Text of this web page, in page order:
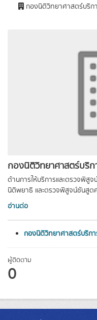
กองนิติวิทยาศาสตร์บริก
ด้านการให้บริการและตรวจพิสู
นิติพยาธิ และตรวจพิสูจน์ชันสู
อ่านต่อ
กองนิติวิทยาศาสตร์บริก
ผู้ติดตาม
0
กองนิติวิทยาศาสตร์บริก